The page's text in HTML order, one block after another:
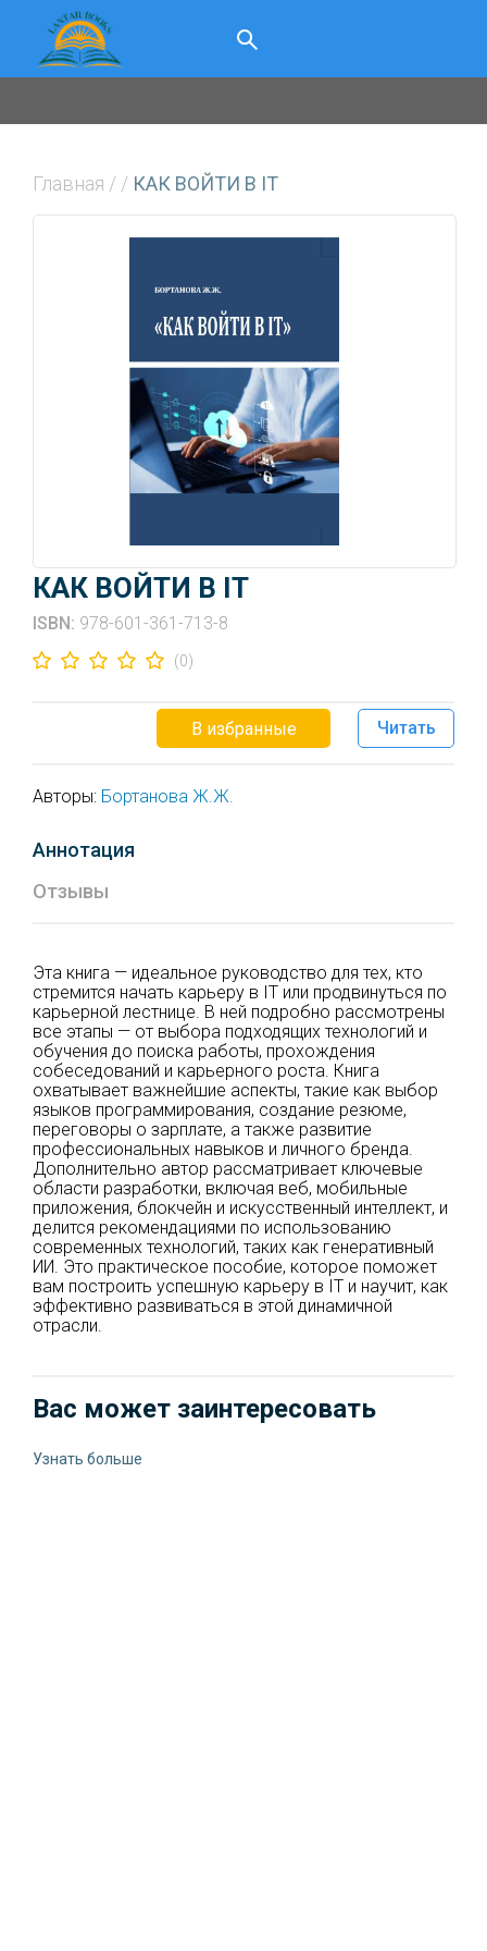
Главная / / КАК ВОЙТИ В IT
КАК ВОЙТИ В IT
ISBN: 978-601-361-713-8
(0)
В избранные Читать
Авторы: Бортанова Ж.Ж.
Аннотация
Отзывы
Эта книга — идеальное руководство для тех, кто
стремится начать карьеру в IT или продвинуться по
карьерной лестнице. В ней подробно рассмотрены
все этапы — от выбора подходящих технологий и
обучения до поиска работы, прохождения
собеседований и карьерного роста. Книга
охватывает важнейшие аспекты, такие как выбор
языков программирования, создание резюме,
переговоры о зарплате, а также развитие
профессиональных навыков и личного бренда.
Дополнительно автор рассматривает ключевые
области разработки, включая веб, мобильные
приложения, блокчейн и искусственный интеллект, и
делится рекомендациями по использованию
современных технологий, таких как генеративный
ИИ. Это практическое пособие, которое поможет
вам построить успешную карьеру в IT и научит, как
эффективно развиваться в этой динамичной
отрасли.
Вас может заинтересовать
Узнать больше